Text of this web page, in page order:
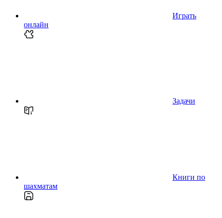
Играть
онлайн
Задачи
Книги по
шахматам